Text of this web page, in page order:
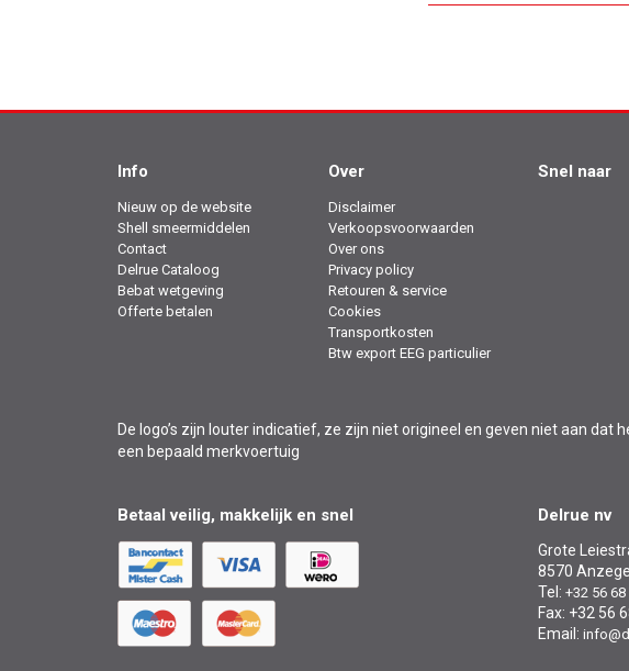
Info
Nieuw op de website
Shell smeermiddelen
Contact
Delrue Cataloog
Bebat wetgeving
Offerte betalen
Over
Disclaimer
Verkoopsvoorwaarden
Over ons
Privacy policy
Retouren & service
Cookies
Transportkosten
Btw export EEG particulier
Snel naar
De logo’s zijn louter indicatief, ze zijn niet origineel en geven niet aan
een bepaald merkvoertuig
Betaal veilig, makkelijk en snel Delrue nv
Grote
8570
Tel:+32 56 68
Fax: +32 56
Email: